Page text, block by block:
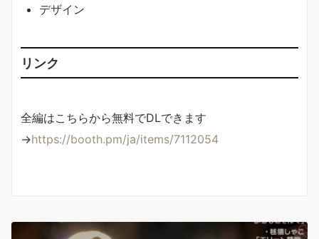
デザイン
リンク
全編はこちらから無料でDLできます
→https://booth.pm/ja/items/7112054